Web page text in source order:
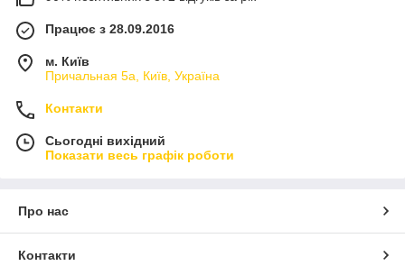
Працює з 28.09.2016
м. Київ
Причальная 5а, Київ, Україна
Контакти
Сьогодні вихідний
Показати весь графік роботи
Про нас
Контакти